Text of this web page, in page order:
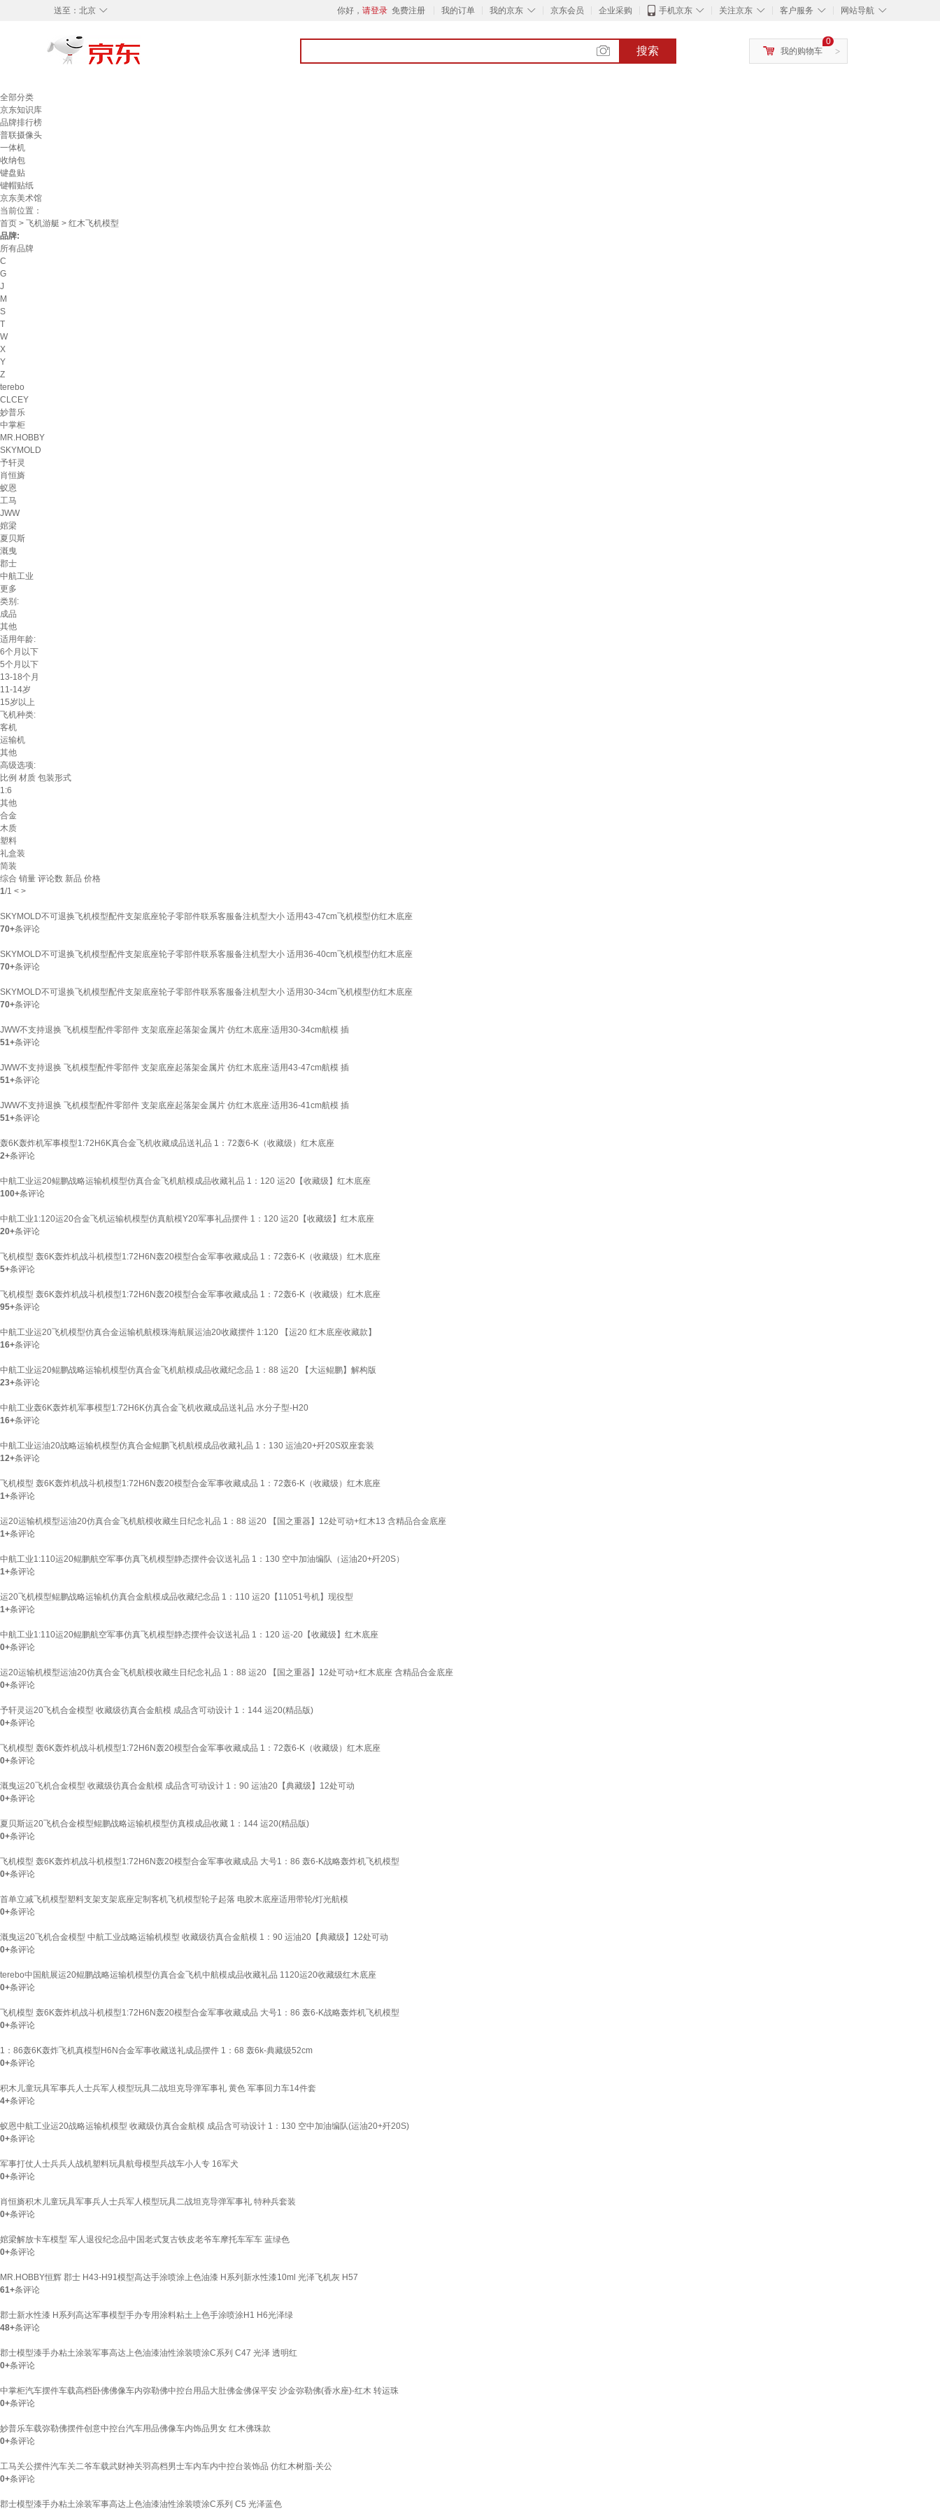
◇
送至： 北京 你好， 请登录 免费注册 我的订单 ◇
我的京东 京东会员 企业采购 ◇
手机京东 ◇
关注京东 ◇
客户服务 ◇
网站导航
搜索 >
0
我的购物车
全部分类
京东知识库
品牌排行榜
普联摄像头
一体机
收纳包
键盘贴
键帽贴纸
京东美术馆
当前位置：
首页 > 飞机游艇 > 红木飞机模型
品牌:
所有品牌
C
G
J
M
S
T
W
X
Y
Z
terebo
CLCEY
妙普乐
中掌柜
MR.HOBBY
SKYMOLD
予轩灵
肖恒旖
蚁恩
工马
JWW
婠梁
夏贝斯
溉曳
郡士
中航工业
更多
类别:
成品
其他
适用年龄:
6个月以下
5个月以下
13-18个月
11-14岁
15岁以上
飞机种类:
客机
运输机
其他
高级选项:
比例 材质 包装形式
1:6
其他
合金
木质
塑料
礼盒装
简装
综合 销量 评论数 新品 价格
1/1 < >
SKYMOLD不可退换飞机模型配件支架底座轮子零部件联系客服备注机型大小 适用43-47cm飞机模型仿红木底座
70+条评论
SKYMOLD不可退换飞机模型配件支架底座轮子零部件联系客服备注机型大小 适用36-40cm飞机模型仿红木底座
70+条评论
SKYMOLD不可退换飞机模型配件支架底座轮子零部件联系客服备注机型大小 适用30-34cm飞机模型仿红木底座
70+条评论
JWW不支持退换 飞机模型配件零部件 支架底座起落架金属片 仿红木底座:适用30-34cm航模 插
51+条评论
JWW不支持退换 飞机模型配件零部件 支架底座起落架金属片 仿红木底座:适用43-47cm航模 插
51+条评论
JWW不支持退换 飞机模型配件零部件 支架底座起落架金属片 仿红木底座:适用36-41cm航模 插
51+条评论
轰6K轰炸机军事模型1:72H6K真合金飞机收藏成品送礼品 1：72轰6-K（收藏级）红木底座
2+条评论
中航工业运20鲲鹏战略运输机模型仿真合金飞机航模成品收藏礼品 1：120 运20【收藏级】红木底座
100+条评论
中航工业1:120运20合金飞机运输机模型仿真航模Y20军事礼品摆件 1：120 运20【收藏级】红木底座
20+条评论
飞机模型 轰6K轰炸机战斗机模型1:72H6N轰20模型合金军事收藏成品 1：72轰6-K（收藏级）红木底座
5+条评论
飞机模型 轰6K轰炸机战斗机模型1:72H6N轰20模型合金军事收藏成品 1：72轰6-K（收藏级）红木底座
95+条评论
中航工业运20飞机模型仿真合金运输机航模珠海航展运油20收藏摆件 1:120 【运20 红木底座收藏款】
16+条评论
中航工业运20鲲鹏战略运输机模型仿真合金飞机航模成品收藏纪念品 1：88 运20 【大运鲲鹏】解构版
23+条评论
中航工业轰6K轰炸机军事模型1:72H6K仿真合金飞机收藏成品送礼品 水分子型-H20
16+条评论
中航工业运油20战略运输机模型仿真合金鲲鹏飞机航模成品收藏礼品 1：130 运油20+歼20S双座套装
12+条评论
飞机模型 轰6K轰炸机战斗机模型1:72H6N轰20模型合金军事收藏成品 1：72轰6-K（收藏级）红木底座
1+条评论
运20运输机模型运油20仿真合金飞机航模收藏生日纪念礼品 1：88 运20 【国之重器】12处可动+红木13 含精品合金底座
1+条评论
中航工业1:110运20鲲鹏航空军事仿真飞机模型静态摆件会议送礼品 1：130 空中加油编队（运油20+歼20S）
1+条评论
运20飞机模型鲲鹏战略运输机仿真合金航模成品收藏纪念品 1：110 运20【11051号机】现役型
1+条评论
中航工业1:110运20鲲鹏航空军事仿真飞机模型静态摆件会议送礼品 1：120 运-20【收藏级】红木底座
0+条评论
运20运输机模型运油20仿真合金飞机航模收藏生日纪念礼品 1：88 运20 【国之重器】12处可动+红木底座 含精品合金底座
0+条评论
予轩灵运20飞机合金模型 收藏级彷真合金航模 成品含可动设计 1：144 运20(精品版)
0+条评论
飞机模型 轰6K轰炸机战斗机模型1:72H6N轰20模型合金军事收藏成品 1：72轰6-K（收藏级）红木底座
0+条评论
溉曳运20飞机合金模型 收藏级彷真合金航模 成品含可动设计 1：90 运油20【典藏级】12处可动
0+条评论
夏贝斯运20飞机合金模型鲲鹏战略运输机模型仿真模成品收藏 1：144 运20(精品版)
0+条评论
飞机模型 轰6K轰炸机战斗机模型1:72H6N轰20模型合金军事收藏成品 大号1：86 轰6-K战略轰炸机飞机模型
0+条评论
首单立减飞机模型塑料支架支架底座定制客机飞机模型轮子起落 电胶木底座适用带轮/灯光航模
0+条评论
溉曳运20飞机合金模型 中航工业战略运输机模型 收藏级彷真合金航模 1：90 运油20【典藏级】12处可动
0+条评论
terebo中国航展运20鲲鹏战略运输机模型仿真合金飞机中航模成品收藏礼品 1120运20收藏级红木底座
0+条评论
飞机模型 轰6K轰炸机战斗机模型1:72H6N轰20模型合金军事收藏成品 大号1：86 轰6-K战略轰炸机飞机模型
0+条评论
1：86轰6K轰炸飞机真模型H6N合金军事收藏送礼成品摆件 1：68 轰6k-典藏级52cm
0+条评论
积木儿童玩具军事兵人士兵军人模型玩具二战坦克导弹军事礼 黄色 军事回力车14件套
4+条评论
蚁恩中航工业运20战略运输机模型 收藏级仿真合金航模 成品含可动设计 1：130 空中加油编队(运油20+歼20S)
0+条评论
军事打仗人士兵兵人战机塑料玩具航母模型兵战车小人专 16军犬
0+条评论
肖恒旖积木儿童玩具军事兵人士兵军人模型玩具二战坦克导弹军事礼 特种兵套装
0+条评论
婠梁解放卡车模型 军人退役纪念品中国老式复古铁皮老爷车摩托车军车 蓝绿色
0+条评论
MR.HOBBY恒辉 郡士 H43-H91模型高达手涂喷涂上色油漆 H系列新水性漆10ml 光泽飞机灰 H57
61+条评论
郡士新水性漆 H系列高达军事模型手办专用涂料粘土上色手涂喷涂H1 H6光泽绿
48+条评论
郡士模型漆手办粘土涂装军事高达上色油漆油性涂装喷涂C系列 C47 光泽 透明红
0+条评论
中掌柜汽车摆件车载高档卧佛佛像车内弥勒佛中控台用品大肚佛金佛保平安 沙金弥勒佛(香水座)-红木 转运珠
0+条评论
妙普乐车载弥勒佛摆件创意中控台汽车用品佛像车内饰品男女 红木佛珠款
0+条评论
工马关公摆件汽车关二爷车载武财神关羽高档男士车内车内中控台装饰品 仿红木树脂-关公
0+条评论
郡士模型漆手办粘土涂装军事高达上色油漆油性涂装喷涂C系列 C5 光泽蓝色